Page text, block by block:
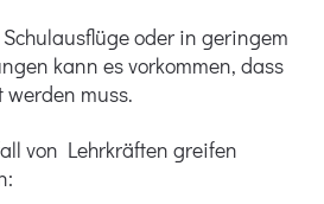
oder in geringem
kann es vorkommen, dass
muss.
von Lehrkräften greifen